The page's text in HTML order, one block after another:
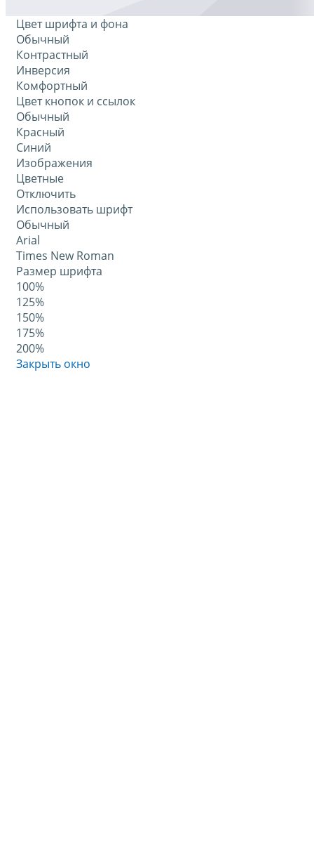
Цвет шрифта и фона
Обычный
Контрастный
Инверсия
Комфортный
Цвет кнопок и ссылок
Обычный
Красный
Синий
Изображения
Цветные
Отключить
Использовать шрифт
Обычный
Arial
Times New Roman
Размер шрифта
100%
125%
150%
175%
200%
Закрыть окно